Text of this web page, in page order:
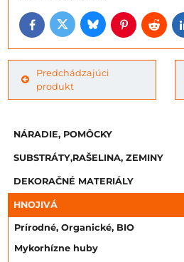
FacebookTwitterBlueskyPinterestReddit
Predchádzajúci
produkt
NÁRADIE, POMÔCKY
SUBSTRÁTY,RAŠELINA, ZEMINY
DEKORAČNÉ MATERIÁLY
HNOJIVÁ
Prírodné, Organické, BIO
Mykorhízne huby